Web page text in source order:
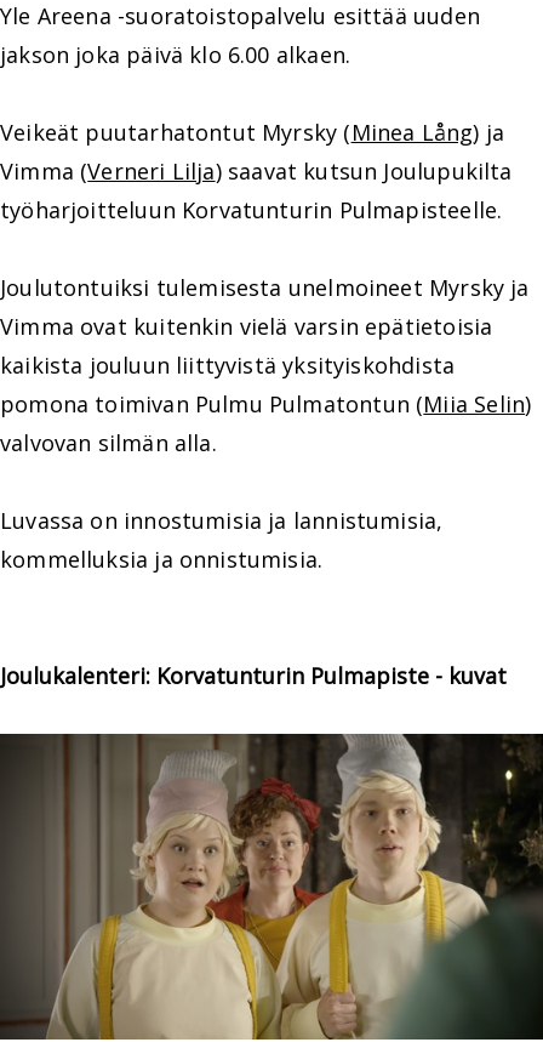
Yle Areena -suoratoistopalvelu esittää uuden
jakson joka päivä klo 6.00 alkaen.
Veikeät puutarhatontut Myrsky (Minea Lång) ja
Vimma (Verneri Lilja) saavat kutsun Joulupukilta
työharjoitteluun Korvatunturin Pulmapisteelle.
Joulutontuiksi tulemisesta unelmoineet Myrsky ja
Vimma ovat kuitenkin vielä varsin epätietoisia
kaikista jouluun liittyvistä yksityiskohdista
pomona toimivan Pulmu Pulmatontun (Miia Selin)
valvovan silmän alla.
Luvassa on innostumisia ja lannistumisia,
kommelluksia ja onnistumisia.
Joulukalenteri: Korvatunturin Pulmapiste - kuvat